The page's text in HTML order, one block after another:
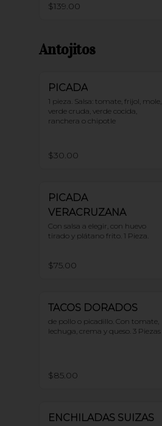
$139.00
Antojitos
PICADA
1 pieza. Salsa: tomate, frijol, mole,
verde cruda, verde cocida,
ranchera o chipotle
$30.00
PICADA
VERACRUZANA
Con salsa a elegir, con huevo
tirado y plátano frito. 1 Pieza.
$75.00
TACOS DORADOS
de pollo o picadillo. Con tomate,
lechuga, crema y queso. 3 Piezas
$85.00
ENCHILADAS SUIZAS